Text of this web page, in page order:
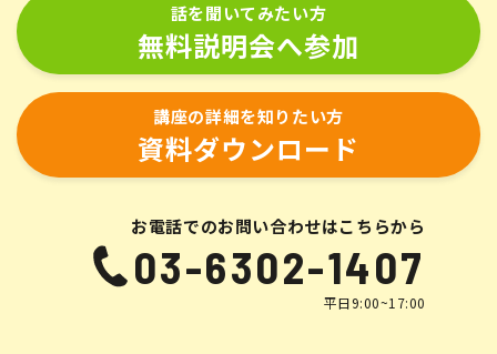
話を聞いてみたい方
無料説明会へ参加
講座の詳細を知りたい方
資料ダウンロード
お電話でのお問い合わせはこちらから
03-6302-1407
平日9:00~17:00